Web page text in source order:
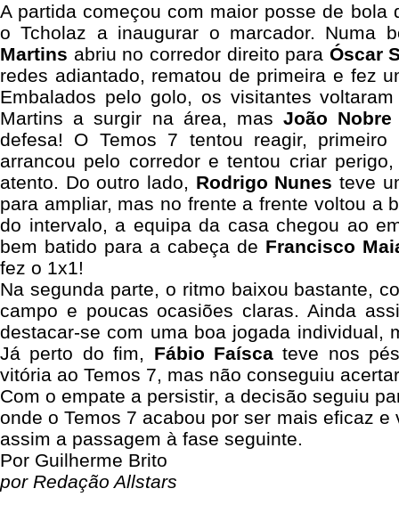
A partida começou com maior posse de bola
o Tcholaz a inaugurar o marcador. Numa
Martins abriu no corredor direito para Óscar
redes adiantado, rematou de primeira e fez
Embalados pelo golo, os visitantes
Martins a surgir na área, masJoão Nobre
defesa! O Temos 7 tentou reagir,
arrancou pelo corredor e tentou criar
atento. Do outro lado, Rodrigo Nunes teve
para ampliar, mas no frente a frente voltou a
do intervalo, a equipa da casa chegou ao
bem batido para a cabeça de Francisco
fez o 1x1!
Na segunda parte, o ritmo baixou bastante,
campo e poucas ocasiões claras. Ainda
destacar-se com uma boa jogada individual,
Já perto do fim, Fábio Faíscateve nos
vitória ao Temos 7, mas não conseguiu
Com o empate a persistir, a decisão seguiu
onde o Temos 7 acabou por ser mais eficaz
assim a passagem à fase seguinte.
Por Guilherme Brito
por Redação Allstars